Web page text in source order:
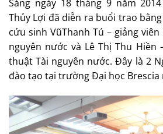
Sáng ngày 18 tháng 9 năm
Thủy Lợi đã diễn ra buổi trao
cứu sinh VũThanh Tú – giảng
nguyên nước và Lê Thị Thu Hiền
thuật Tài nguyên nước. Đây là 2
đào tạo tại trường Đại học Brescia